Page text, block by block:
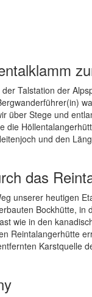
Talstation der
über Stege und
die
und den
das
unserer heutigen
Bockhütte,
wie in den
Reintalangerhütte
Karstquelle